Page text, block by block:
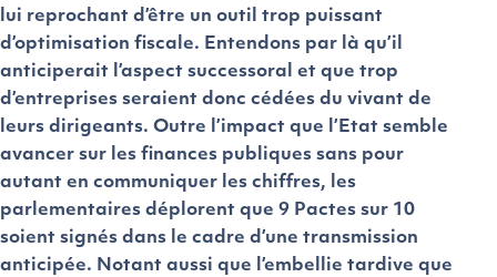
lui reprochant d’être un outil trop puissant
d’optimisation fiscale. Entendons par là qu’il
anticiperait l’aspect successoral et que trop
d’entreprises seraient donc cédées du vivant de
leurs dirigeants. Outre l’impact que l’Etat semble
avancer sur les finances publiques sans pour
autant en communiquer les chiffres, les
parlementaires déplorent que 9 Pactes sur 10
soient signés dans le cadre d’une transmission
anticipée. Notant aussi que l’embellie tardive que